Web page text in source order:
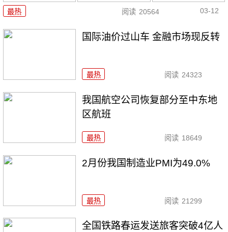
最热 阅读 20564 03-12
国际油价过山车 金融市场现反转
最热 阅读 24323
我国航空公司恢复部分至中东地
区航班
最热 阅读 18649
2月份我国制造业PMI为49.0%
最热 阅读 21299
全国铁路春运发送旅客突破4亿人